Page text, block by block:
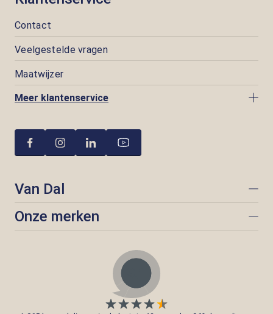
Contact
Veelgestelde vragen
Maatwijzer
Meer klantenservice
Van Dal
Onze merken